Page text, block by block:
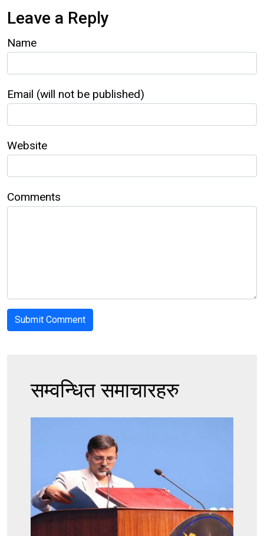
Leave a Reply
Name
Email (will not be published)
Website
Comments
सम्वन्धित समाचारहरु